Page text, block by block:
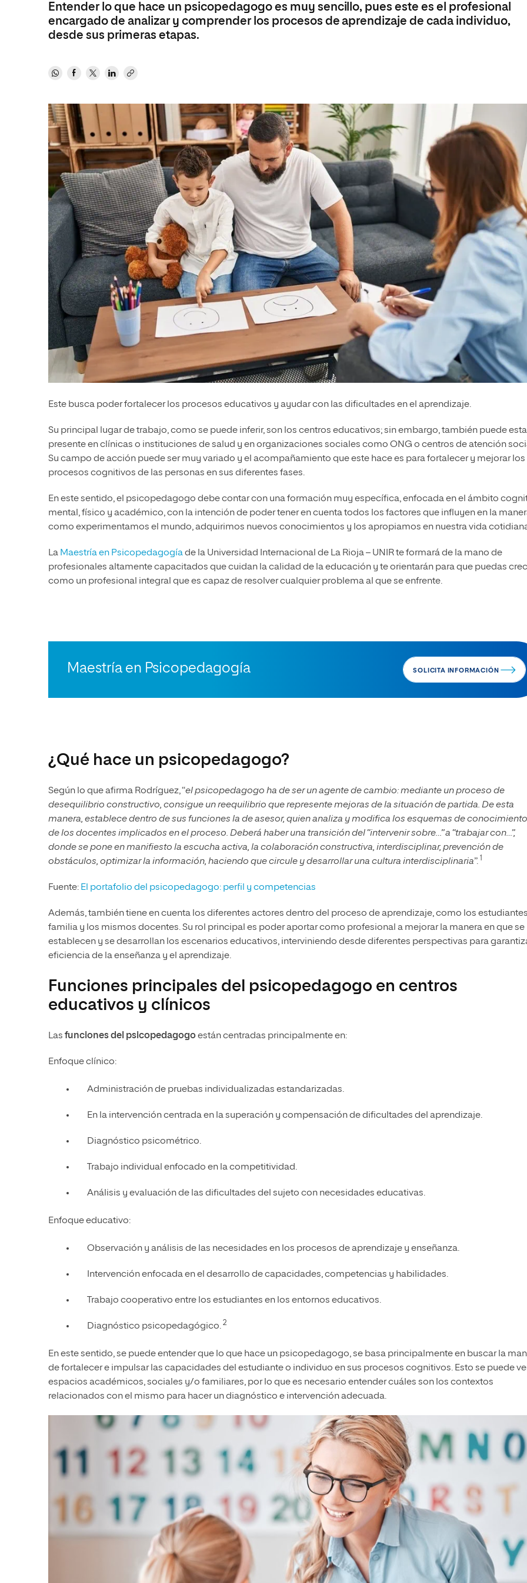
Educación
Administración de la Salud
Artes
Música
MBA
Educación
Diseño
Artes
Música
Entender lo que hace un psicopedagogo es muy sencillo, pues este es el profesional
encargado de analizar y comprender los procesos de aprendizaje de cada individuo,
desde sus primeras etapas.
Este busca poder fortalecer los procesos educativos y ayudar con las dificultades en el aprendizaje.
Su principal lugar de trabajo, como se puede inferir, son los centros educativos; sin embargo, también puede
presente en clínicas o instituciones de salud y en organizaciones sociales como ONG o centros de atención
Su campo de acción puede ser muy variado y el acompañamiento que este hace es para fortalecer y mejorar los
procesos cognitivos de las personas en sus diferentes fases.
En este sentido, el psicopedagogo debe contar con una formación muy específica, enfocada en el ámbito
mental, físico y académico, con la intención de poder tener en cuenta todos los factores que influyen en la
como experimentamos el mundo, adquirimos nuevos conocimientos y los apropiamos en nuestra vida
La Maestría en Psicopedagogíade la Universidad Internacional de La Rioja – UNIR te formará de la mano de
profesionales altamente capacitados que cuidan la calidad de la educación y te orientarán para que puedas
como un profesional integral que es capaz de resolver cualquier problema al que se enfrente.
Maestría en Psicopedagogía SOLICITA INFORMACIÓN
¿Qué hace un psicopedagogo?
Según lo que afirma Rodríguez, “el psicopedagogo ha de ser un agente de cambio: mediante un proceso de
desequilibrio constructivo, consigue un reequilibrio que represente mejoras de la situación de partida. De esta
manera, establece dentro de sus funciones la de asesor, quien analiza y modifica los esquemas de
de los docentes implicados en el proceso. Deberá haber una transición del “intervenir sobre…” a “trabajar con…”,
donde se pone en manifiesto la escucha activa, la colaboración constructiva, interdisciplinar, prevención de
obstáculos, optimizar la información, haciendo que circule y desarrollar una cultura interdisciplinaria”. 1
Fuente: El portafolio del psicopedagogo: perfil y competencias
Además, también tiene en cuenta los diferentes actores dentro del proceso de aprendizaje, como los
familia y los mismos docentes. Su rol principal es poder aportar como profesional a mejorar la manera en que se
establecen y se desarrollan los escenarios educativos, interviniendo desde diferentes perspectivas para
eficiencia de la enseñanza y el aprendizaje.
Funciones principales del psicopedagogo en centros
educativos y clínicos
Las funciones del psicopedagogoestán centradas principalmente en:
Enfoque clínico:
Administración de pruebas individualizadas estandarizadas.
En la intervención centrada en la superación y compensación de dificultades del aprendizaje.
Diagnóstico psicométrico.
Trabajo individual enfocado en la competitividad.
Análisis y evaluación de las dificultades del sujeto con necesidades educativas.
Enfoque educativo:
Observación y análisis de las necesidades en los procesos de aprendizaje y enseñanza.
Intervención enfocada en el desarrollo de capacidades, competencias y habilidades.
Trabajo cooperativo entre los estudiantes en los entornos educativos.
Diagnóstico psicopedagógico. 2
En este sentido, se puede entender que lo que hace un psicopedagogo, se basa principalmente en buscar la
de fortalecer e impulsar las capacidades del estudiante o individuo en sus procesos cognitivos. Esto se puede
espacios académicos, sociales y/o familiares, por lo que es necesario entender cuáles son los contextos
relacionados con el mismo para hacer un diagnóstico e intervención adecuada.